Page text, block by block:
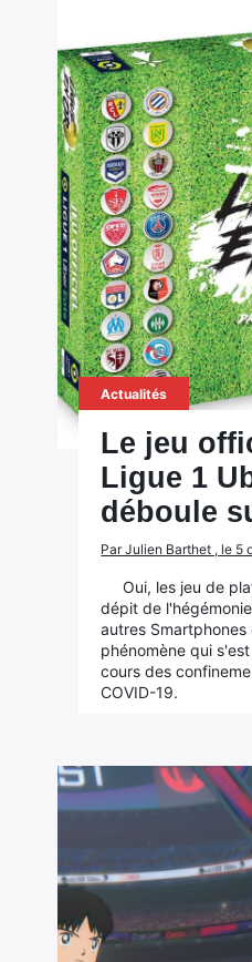
Actualités
Le jeu
Ligue 1
déboule
Par Julien Barthet , le 5
Oui, les jeu de
dépit de
autres
phénomène qui
cours des
COVID-19.